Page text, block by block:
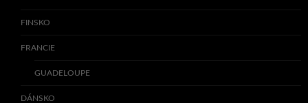
FINSKO
FRANCIE
GUADELOUPE
DÁNSKO